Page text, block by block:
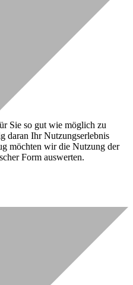
Sie so gut wie möglich zu
daran Ihr Nutzungserlebnis
möchten wir die Nutzung der
Form auswerten.